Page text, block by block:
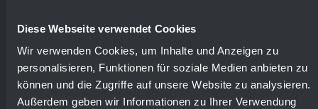
Diese Webseite verwendet Cookies
Wir verwenden Cookies, um Inhalte und Anzeigen zu
personalisieren, Funktionen für soziale Medien anbieten zu
können und die Zugriffe auf unsere Website zu analysieren.
Außerdem geben wir Informationen zu Ihrer Verwendung
Surfaces disponibles
Numéros de
commande